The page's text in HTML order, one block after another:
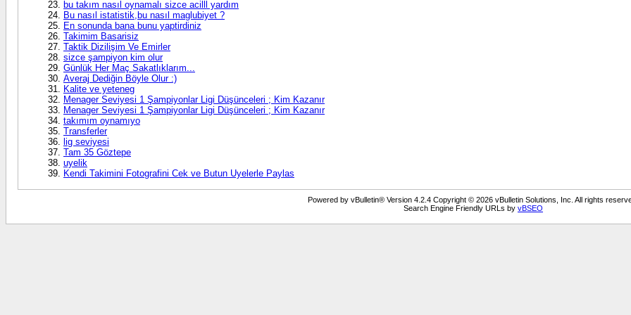
bu takım nasıl oynamalı sizce acilll yardım
Bu nasıl istatistik,bu nasıl maglubiyet ?
En sonunda bana bunu yaptirdiniz
Takimim Basarisiz
Taktik Dizilişim Ve Emirler
sizce şampiyon kim olur
Günlük Her Maç Sakatlıklarım...
Averaj Dediğin Böyle Olur :)
Kalite ve yeteneg
Menager Seviyesi 1 Şampiyonlar Ligi Düşünceleri ; Kim Kazanır
Menager Seviyesi 1 Şampiyonlar Ligi Düşünceleri ; Kim Kazanır
takımım oynamıyo
Transferler
lig seviyesi
Tam 35 Göztepe
uyelik
Kendi Takimini Fotografini Cek ve Butun Uyelerle Paylas
Powered by vBulletin® Version 4.2.4 Copyright © 2026 vBulletin Solutions, Inc. All rights
Search Engine Friendly URLs by vBSEO